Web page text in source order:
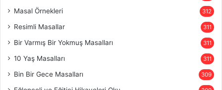
Masal Örnekleri 312
Resimli Masallar 311
Bir Varmış Bir Yokmuş Masalları 311
10 Yaş Masalları 311
Bin Bir Gece Masalları 309